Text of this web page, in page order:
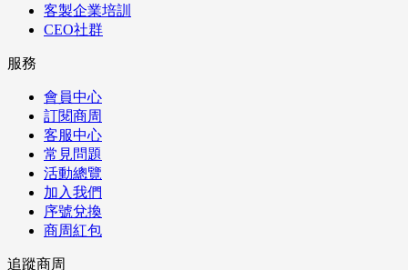
客製企業培訓
CEO社群
服務
會員中心
訂閱商周
客服中心
常見問題
活動總覽
加入我們
序號兌換
商周紅包
追蹤商周